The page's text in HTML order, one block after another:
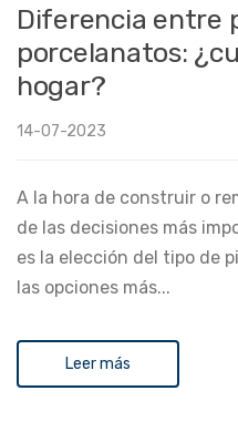
Diferencia entre
porcelanatos:
hogar?
14-07-2023
A la hora de construir o
de las decisiones más
es la elección del tipo de
las opciones más...
Leer más